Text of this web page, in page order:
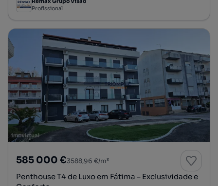
Profissional
585 000 €3588,96 €/m²
Penthouse T4 de Luxo em Fátima – Exclusividade e